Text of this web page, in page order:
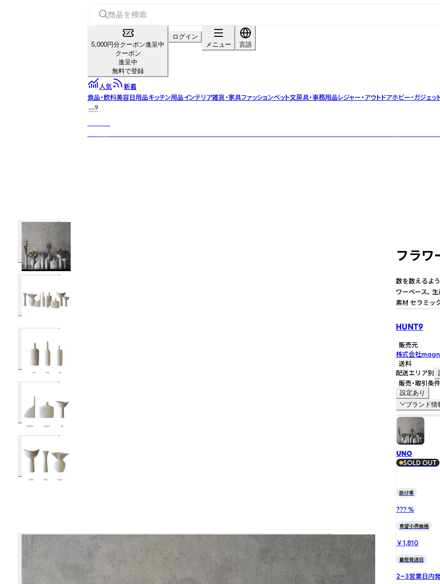
5,000円分クーポン進呈中
クーポン
進呈中
無料で登録
ログイン
メニュー
言語
人気
新着
食品・飲料美容日用品キッチン用品インテリア雑貨・家具ファッションペット文房具・事務用品レジャー・アウトドアホビー・ガジェッ
フラワ
数を数えるよ
ワーベース。
素材 セラミッ
HUNT9
販売元
株式会社
送料
配送エリア別
販売・取引条件
設定あり
ブランド情
UNO
SOLD OUT
掛け率
??? %
希望小売価格
￥1,810
最短発送日
2~3営業日内